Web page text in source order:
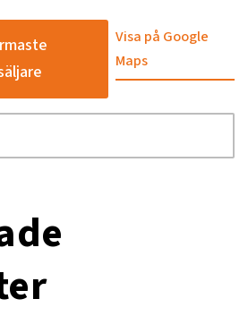
Visa på Google
Maps